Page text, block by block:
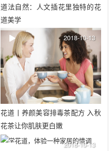
道法自然：人文插花里独特的花
道美学
花道丨养颜美容排毒茶配方 入秋
花茶让你肌肤更白嫩
2018-10-13
2018-10-13